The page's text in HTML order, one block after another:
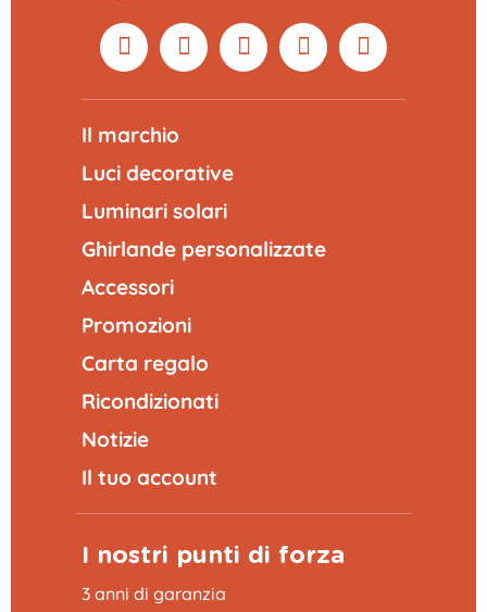
Il marchio
Luci decorative
Luminari solari
Ghirlande personalizzate
Accessori
Promozioni
Carta regalo
Ricondizionati
Notizie
Il tuo account
I nostri punti di forza
3 anni di garanzia